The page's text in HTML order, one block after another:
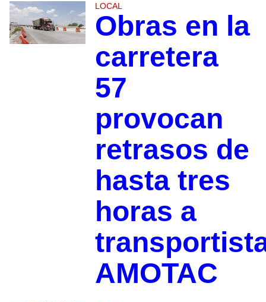
LOCAL
Obras en la
carretera
57
provocan
retrasos de
hasta tres
horas a
AMOTAC